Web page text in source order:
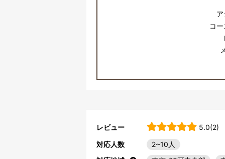
コ
レビュー
5.0(2)
対応人数
2~10人